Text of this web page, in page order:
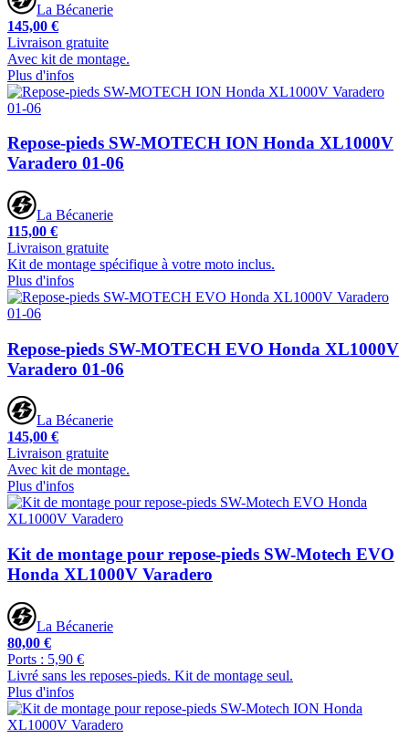
La Bécanerie
145,00 €
Livraison gratuite
Avec kit de montage.
Plus d'infos
Repose-pieds SW-MOTECH ION Honda XL1000V
Varadero 01-06
La Bécanerie
115,00 €
Livraison gratuite
Kit de montage spécifique à votre moto inclus.
Plus d'infos
Repose-pieds SW-MOTECH EVO Honda XL1000V
Varadero 01-06
La Bécanerie
145,00 €
Livraison gratuite
Avec kit de montage.
Plus d'infos
Kit de montage pour repose-pieds SW-Motech EVO
Honda XL1000V Varadero
La Bécanerie
80,00 €
Ports : 5,90 €
Livré sans les reposes-pieds. Kit de montage seul.
Plus d'infos